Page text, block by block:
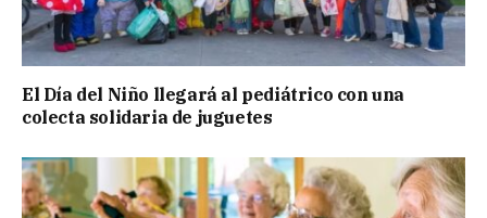
El Día del Niño llegará al pediátrico con una
colecta solidaria de juguetes